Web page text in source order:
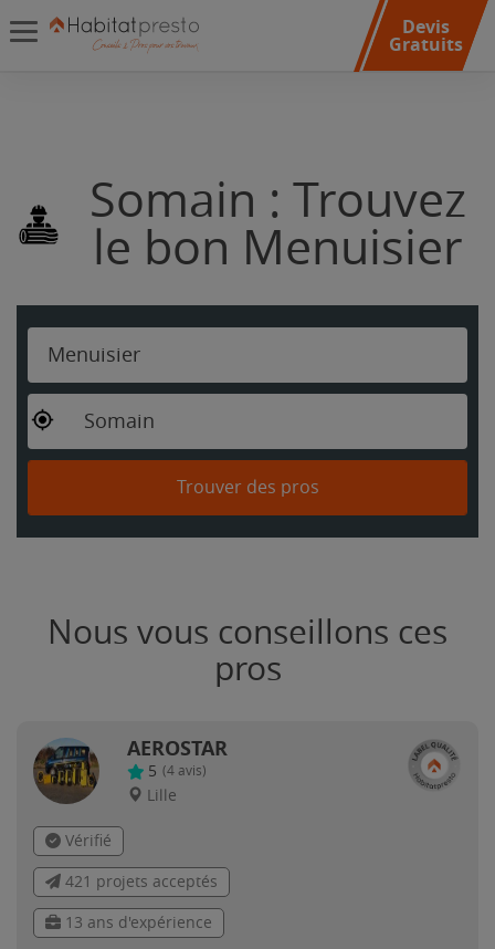
Devis
Gratuits
Somain : Trouvez
le bon Menuisier
Menuisier
Somain
Trouver des pros
Nous vous conseillons ces
pros
AEROSTAR
5 (4 avis)
Lille
Vérifié
421 projets acceptés
13 ans d'expérience